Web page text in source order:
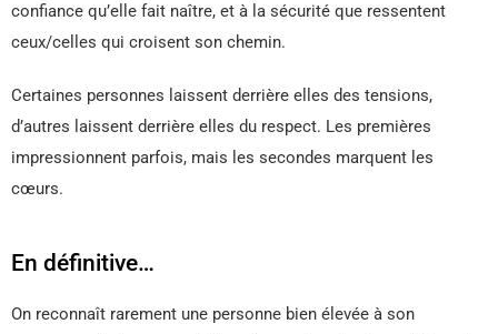
confiance qu’elle fait naître, et à la sécurité que ressentent
ceux/celles qui croisent son chemin.
Certaines personnes laissent derrière elles des tensions,
d’autres laissent derrière elles du respect. Les premières
impressionnent parfois, mais les secondes marquent les
cœurs.
En définitive…
On reconnaît rarement une personne bien élevée à son